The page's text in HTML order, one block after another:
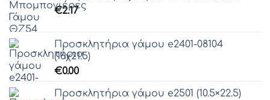
€2.17
Προσκλητήρια γάμου e2401-08104
(16χ21.5)
€0.00
Προσκλητήρια γάμου e2501 (10.5×22.5)